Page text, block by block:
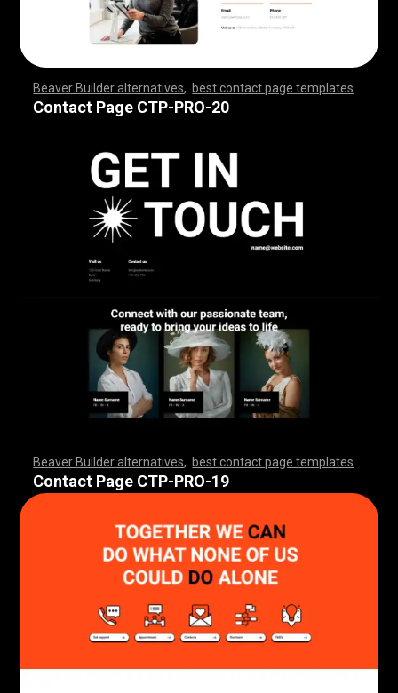
Beaver Builder alternatives best contact page templates
,,,,,,,,,,,,,,,,,,,,,,,,,,,,, ,,,,,,,,,,,,,,,,,,,,,,,,,,,,,,,,
,,,,,,,,,,,,,,,
Contact Page CTP-PRO-20
Beaver Builder alternatives best contact page templates
,,,,,,,,,,,,,,,,,,,,,,,,,,,,, ,,,,,,,,,,,,,,,,,,,,,,,,,,,,,,,,
,,,,,,,,,,,,,,,
Contact Page CTP-PRO-19